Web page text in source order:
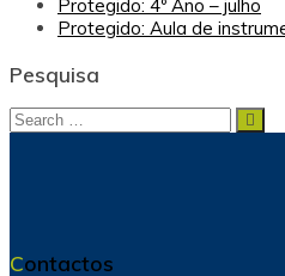
Protegido: 4º Ano – julho
Protegido: Aula de
Pesquisa
Search
Search
Contactos